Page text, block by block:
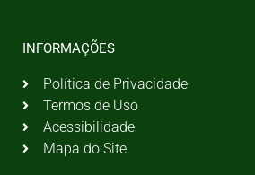
INFORMAÇÕES
Política de Privacidade
Termos de Uso
Acessibilidade
Mapa do Site